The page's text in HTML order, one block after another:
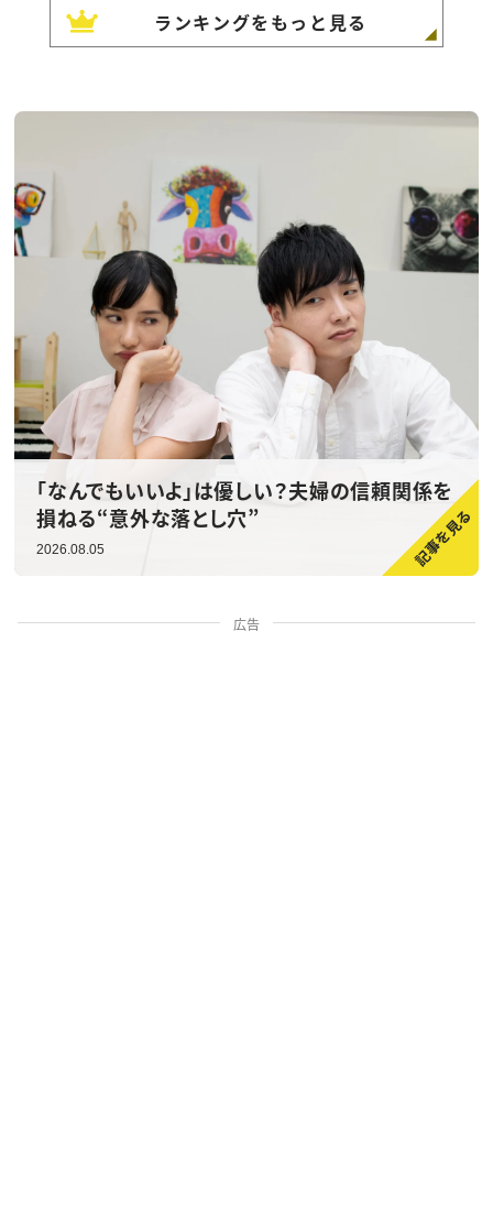
ランキングをもっと見る
「なんでもいいよ」は優しい？夫婦の信頼関係を
損ねる“意外な落とし穴”
2026.08.05
広告